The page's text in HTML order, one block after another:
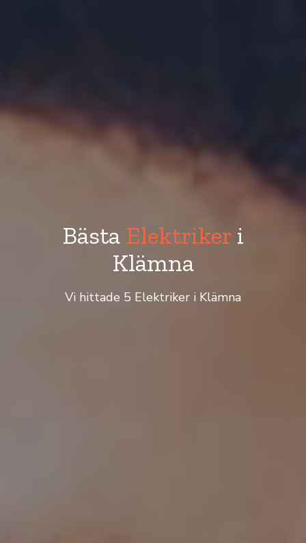
Bästa Elektriker i
Klämna
Vi hittade 5 Elektriker i Klämna